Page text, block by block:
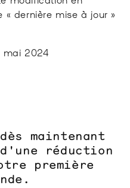
dernière mise à jour »
mai 2024
maintenant
réduction
première